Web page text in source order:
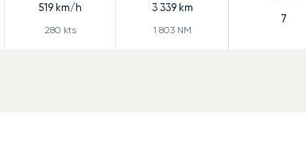
519km/h
280 kts
3 339km
1 803NM
7